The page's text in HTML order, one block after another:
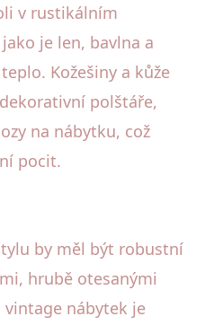
v rustikálním
je len, bavlna a
Kožešiny a kůže
polštáře,
na nábytku, což
pocit.
by měl být robustní
hrubě otesanými
nábytek je